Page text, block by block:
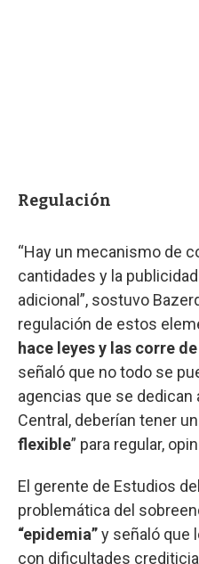
Regulación
“Hay un mecanismo de
cantidades y la
adicional”, sostuvo
regulación de estos
hace leyes y las corre
señaló que no todo se
agencias que se dedican
Central, deberían tener un
flexible” para regular,
El gerente de Estudios
problemática del
“epidemia”y señaló que
con dificultades